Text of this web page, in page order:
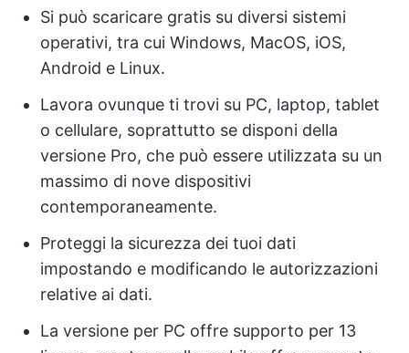
Si può scaricare gratis su diversi sistemi
operativi, tra cui Windows, MacOS, iOS,
Android e Linux.
Lavora ovunque ti trovi su PC, laptop, tablet
o cellulare, soprattutto se disponi della
versione Pro, che può essere utilizzata su un
massimo di nove dispositivi
contemporaneamente.
Proteggi la sicurezza dei tuoi dati
impostando e modificando le autorizzazioni
relative ai dati.
La versione per PC offre supporto per 13